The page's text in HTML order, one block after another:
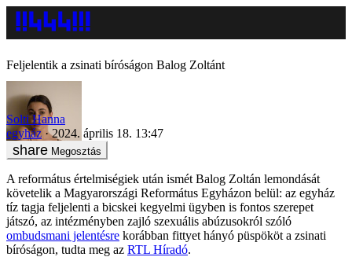
Feljelentik a zsinati bíróságon Balog Zoltánt
Solti Hanna
egyház
2024. április 18. 13:47
Megosztás
A református értelmiségiek után ismét Balog Zoltán lemondását
követelik a Magyarországi Református Egyházon belül: az egyház
tíz tagja feljelenti a bicskei kegyelmi ügyben is fontos szerepet
játszó, az intézményben zajló szexuális abúzusokról szóló
ombudsmani jelentésre korábban fittyet hányó püspököt a zsinati
bíróságon, tudta meg az RTL Híradó.